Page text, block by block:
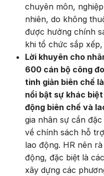
chuyên môn,
nhiên, do không
được hưởng chính
khi tổ chức sắp xếp,
Lời khuyên cho
600 cán bộ công
tinh giản biên chế
nổi bật sự khác
động biên chế và
gia nhân sự cần
về chính sách hỗ
lao động. HR nên
động, đặc biệt là
xây dựng các